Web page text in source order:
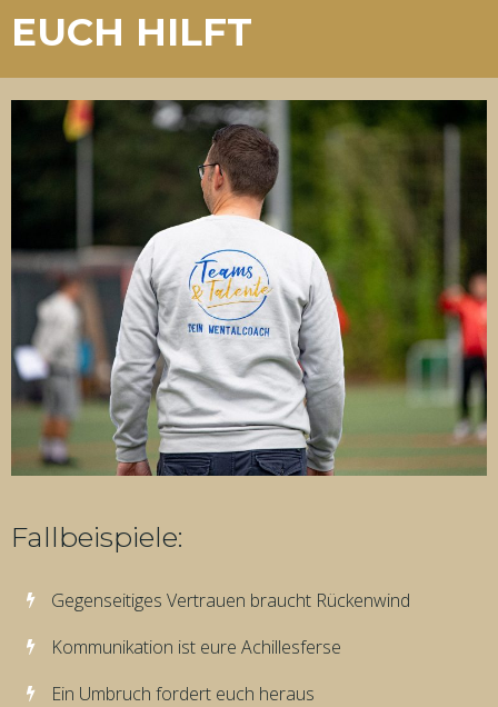
EUCH HILFT
Fallbeispiele:
Gegenseitiges Vertrauen braucht Rückenwind
Kommunikation ist eure Achillesferse
Ein Umbruch fordert euch heraus